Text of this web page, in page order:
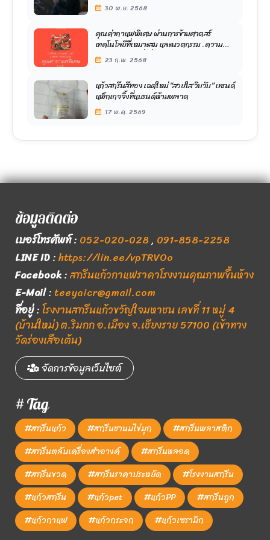
30 พ.ย. 2568
คุณค่ากาแฟพิเศษ ผ่านการข้ามศาตสร์
เทคโนโลยีที่้เหมาะสม และนวตกรรม . ความ
งดงามอย่างหนึ่งซึ่งสะท้อนถึงคุณค่าของกาแฟ
พิเศษ23 ก.พ. 2568
แก้วสกรีนสีทอง เฉดใหม่ “สวยใส วิบวับ” เทรนด์
แพ็กเกจจิ้งที่แบรนด์ห้ามพลาด
17 พ.ค. 2569
ข้อมูลติดต่อ
เบอร์โทรศัพท์: 052-020-028, 091-858-2258
LINE ID:https://lin.ee/vpTRVOo
Facebook:สกรีนแก้วกาแฟราคาโรงงานคุณภาพขึ้นห้าง
E-Mail:teeyaicr@gmail.com
ที่อยู่:โรงงานสกรีนแก้วขวัญใจมหาชน เลขที่ 11 หมู่ 4
(บ้านใหม่) ต.ริมกก อ.เมือง จ.เชียงราย 57100 (เข้าทาง
วัดร่องเสือเต้น)
จัดการข้อมูลเว็บไซต์
# Tag
#สกรีนแก้ว #สกรีนชานมไข่มุก
#สกรีนพลาสติก
#สกรีนตลับเครื่องสำอางค์
#สกรีนหลอด
#สกรีนขวด
#สกรีนราคาประหยัด
#โรงงานสกรีน
#แก้วสกรีน
#แก้วpet #แก้วPP
#สกรีนถูก
#แก้วกาแฟ
#แก้วกระจก #แก้วเซรามิก